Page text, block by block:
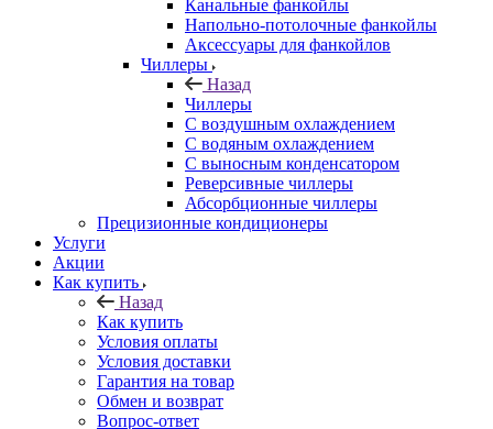
Канальные фанкойлы
Напольно-потолочные фанкойлы
Аксессуары для фанкойлов
Чиллеры
Назад
Чиллеры
С воздушным охлаждением
С водяным охлаждением
С выносным конденсатором
Реверсивные чиллеры
Абсорбционные чиллеры
Прецизионные кондиционеры
Услуги
Акции
Как купить
Назад
Как купить
Условия оплаты
Условия доставки
Гарантия на товар
Обмен и возврат
Вопрос-ответ